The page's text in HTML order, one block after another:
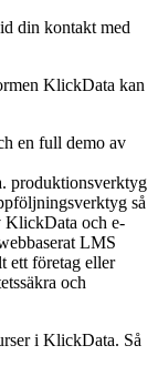
din kontakt med
KlickData kan
en full demo av
produktionsverktyg
så
KlickData och e-
LMS
ett företag eller
och
i KlickData. Så